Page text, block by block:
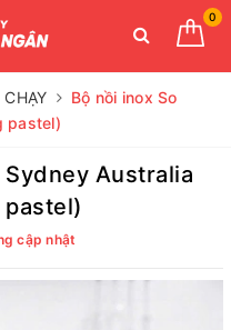
0
Bộ nồi inox So
pastel)
Australia
pastel)
cập nhật